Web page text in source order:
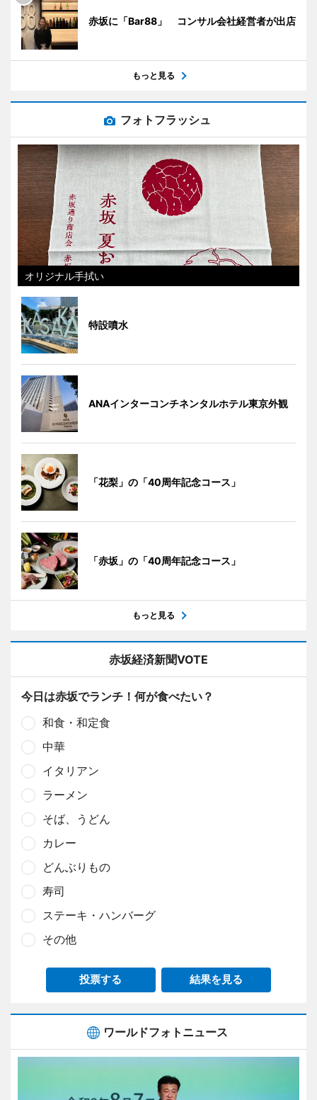
赤坂に「Bar88」 コンサル会社経営者が出店
もっと見る
フォトフラッシュ
オリジナル手拭い
特設噴水
ANAインターコンチネンタルホテル東京外観
「花梨」の「40周年記念コース」
「赤坂」の「40周年記念コース」
もっと見る
赤坂経済新聞VOTE
今日は赤坂でランチ！何が食べたい？
和食・和定食
中華
イタリアン
ラーメン
そば、うどん
カレー
どんぶりもの
寿司
ステーキ・ハンバーグ
その他
投票する 結果を見る
ワールドフォトニュース